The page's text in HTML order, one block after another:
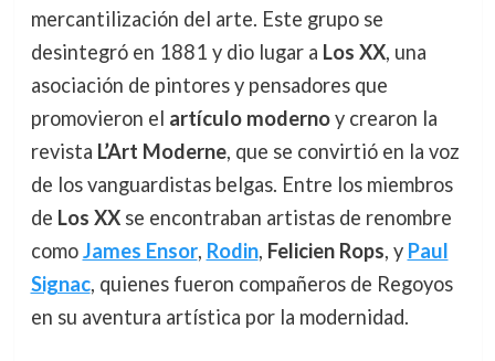
mercantilización del arte. Este grupo se
desintegró en 1881 y dio lugar a Los XX, una
asociación de pintores y pensadores que
promovieron el artículo modernoy crearon la
revista L’Art Moderne, que se convirtió en la voz
de los vanguardistas belgas. Entre los miembros
de Los XXse encontraban artistas de renombre
comoJames Ensor, Rodin, Felicien Rops, y Paul
Signac, quienes fueron compañeros de Regoyos
en su aventura artística por la modernidad.